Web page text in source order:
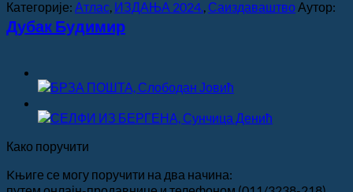
Категорије: Атлас, ИЗДАЊА 2024., СаиздаваштвоАутор:
Дубак Будимир
Како поручити
Kњиге се могу поручити на два начина: